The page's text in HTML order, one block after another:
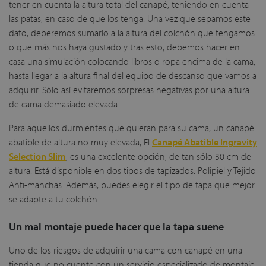
tener en cuenta la altura total del canapé, teniendo en cuenta
las patas, en caso de que los tenga. Una vez que sepamos este
dato, deberemos sumarlo a la altura del colchón que tengamos
o que más nos haya gustado y tras esto, debemos hacer en
casa una simulación colocando libros o ropa encima de la cama,
hasta llegar a la altura final del equipo de descanso que vamos a
adquirir. Sólo así evitaremos sorpresas negativas por una altura
de cama demasiado elevada.
Para aquellos durmientes que quieran para su cama, un canapé
abatible de altura no muy elevada, El Canapé Abatible Ingravity
Selection Slim, es una excelente opción, de tan sólo 30 cm de
altura. Está disponible en dos tipos de tapizados: Polipiel y Tejido
Anti-manchas. Además, puedes elegir el tipo de tapa que mejor
se adapte a tu colchón.
Un mal montaje puede hacer que la tapa suene
Uno de los riesgos de adquirir una cama con canapé en una